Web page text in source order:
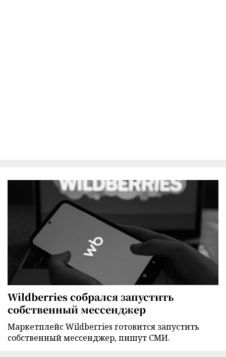
Wildberries собрался запустить
собственный мессенджер
Маркетплейс Wildberries готовится запустить
собственный мессенджер, пишут СМИ.